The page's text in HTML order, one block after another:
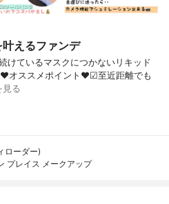
えるファンデ
けているマスクにつかないリキッド
オススメポイント❤︎☑︎至近距離でも
見る
ローダー)
プレイス メークアップ